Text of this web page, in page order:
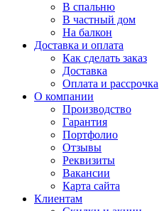
В спальню
В частный дом
На балкон
Доставка и оплата
Как сделать заказ
Доставка
Оплата и рассрочка
О компании
Производство
Гарантия
Портфолио
Отзывы
Реквизиты
Вакансии
Карта сайта
Клиентам